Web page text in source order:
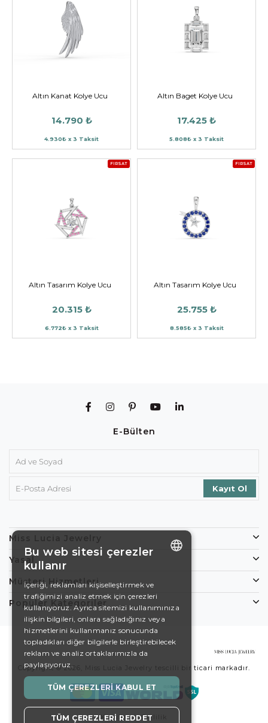
Altın Kanat Kolye Ucu
14.790 ₺
4.930₺ x 3 Taksit
Altın Baget Kolye Ucu
17.425 ₺
5.808₺ x 3 Taksit
FIRSAT
Altın Tasarım Kolye Ucu
20.315 ₺
6.772₺ x 3 Taksit
FIRSAT
Altın Tasarım Kolye Ucu
25.755 ₺
8.585₺ x 3 Taksit
E-Bülten
Miss Lucia Jewelry
Yasal
Müşteri Hizmetleri
Popüler Kategoriler
Copyright © 2026, Miss Lucia Jewelry tescilli bir ticari markadır.
Koşullar Gizlilik
DE
EN
SWEDISH
TURKISH
Bu web sitesi çerezler
kullanır
İçeriği, reklamları kişiselleştirmek ve
trafiğimizi analiz etmek için çerezleri
kullanıyoruz. Ayrıca sitemizi kullanımınıza
ilişkin bilgileri, onlara sağladığınız veya
hizmetlerini kullanmanız sonucunda
topladıkları diğer bilgilerle birleştirebilecek
reklam ve analiz ortaklarımızla da
paylaşıyoruz.
TÜM ÇEREZLERI KABUL ET
TÜM ÇEREZLERI REDDET